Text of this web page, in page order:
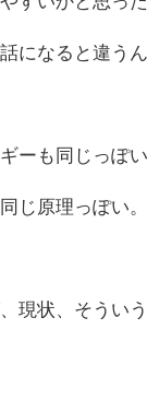
になると違う
ーも同じっぽ
じ原理っぽい
、現状、そうい